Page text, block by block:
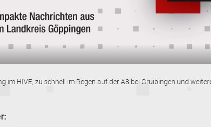
im HIVE, zu schnell im Regen auf der A8 bei Gruibingen und